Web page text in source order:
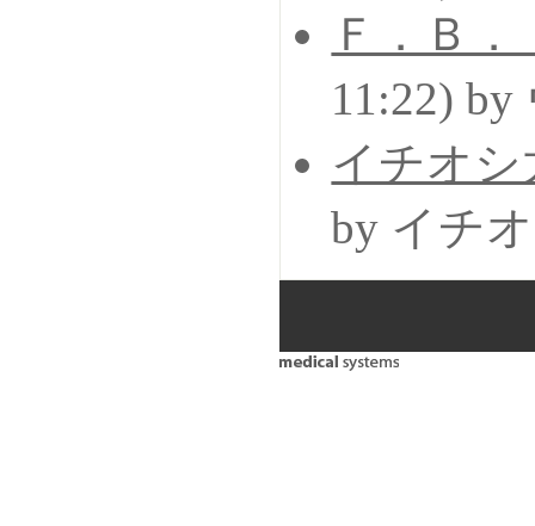
Ｆ．Ｂ
11:22)
イチオシ
by イチ